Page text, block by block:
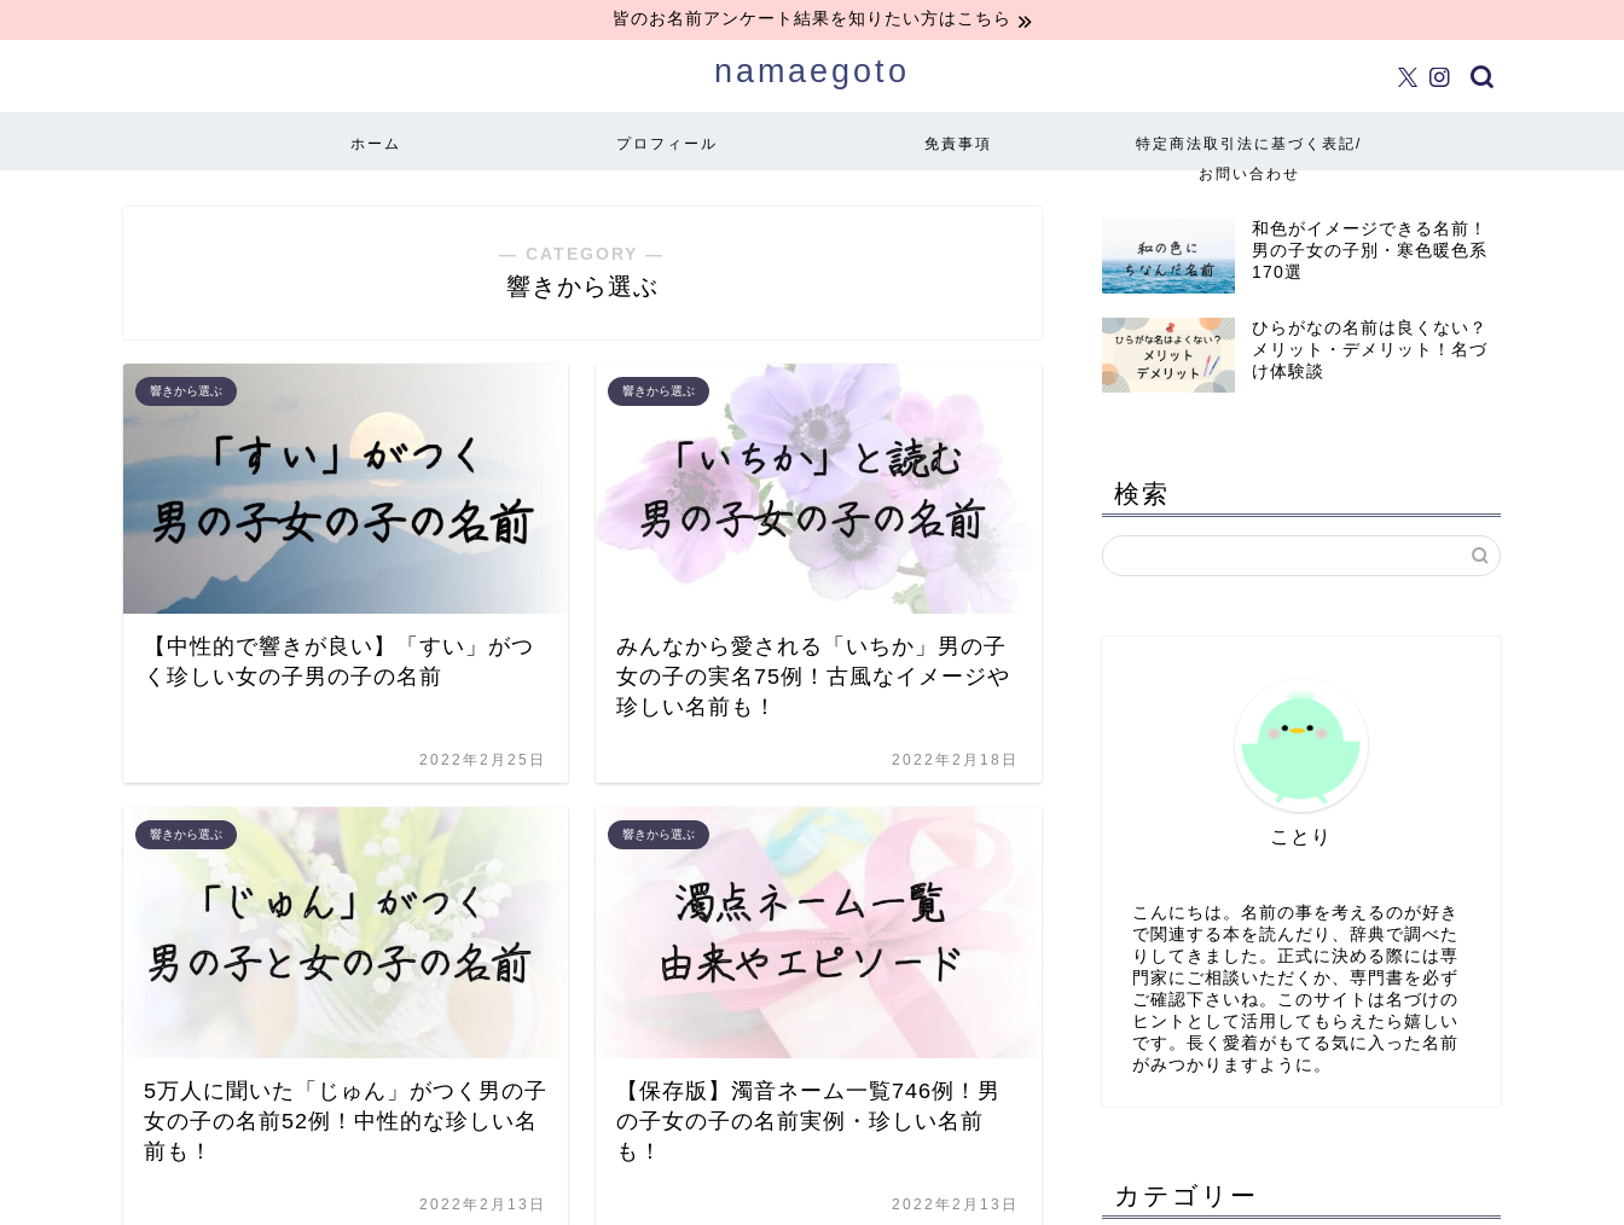
皆のお名前アンケート結果を知りたい方はこちら
namaegoto
ホーム プロフィール 免責事項
特定商法取引法に基づく表記/
お問い合わせ
― CATEGORY ―
響きから選ぶ
響きから選ぶ
【中性的で響きが良い】「すい」がつ
く珍しい女の子男の子の名前
2022年2月25日
響きから選ぶ
みんなから愛される「いちか」男の子
女の子の実名75例！古風なイメージや
珍しい名前も！
2022年2月18日
響きから選ぶ
5万人に聞いた「じゅん」がつく男の子
女の子の名前52例！中性的な珍しい名
前も！
2022年2月13日
響きから選ぶ
【保存版】濁音ネーム一覧746例！男
の子女の子の名前実例・珍しい名前
も！
2022年2月13日
和色がイメージできる名前！
男の子女の子別・寒色暖色系
170選
ひらがなの名前は良くない？
メリット・デメリット！名づ
け体験談
検索
ことり
こんにちは。名前の事を考えるのが好き
で関連する本を読んだり、辞典で調べた
りしてきました。正式に決める際には専
門家にご相談いただくか、専門書を必ず
ご確認下さいね。このサイトは名づけの
ヒントとして活用してもらえたら嬉しい
です。長く愛着がもてる気に入った名前
がみつかりますように。
カテゴリー